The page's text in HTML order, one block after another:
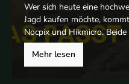
Wer sich heute eine
Jagd kaufen möchte,
Nocpix und Hikmicro.
mittlerweile zu den
und bieten eine große
Handgeräten, Wärmebild
Mehr lesen